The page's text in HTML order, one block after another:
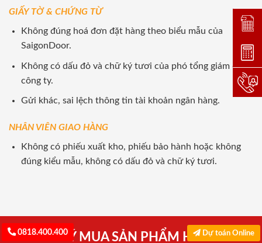
GIẤY TỜ & CHỨNG TỪ
Không đúng hoá đơn đặt hàng theo biểu mẫu của
SaigonDoor.
Không có dấu đỏ và chữ ký tươi của phó tổng giám đốc
công ty.
Gửi khác, sai lệch thông tin tài khoản ngân hàng.
NHÂN VIÊN GIAO HÀNG
Không có phiếu xuất kho, phiếu bảo hành hoặc không
đúng kiểu mẫu, không có dấu đỏ và chữ ký tươi.
ĐĂNG KÝ MUA SẢN PHẨM HÔM NAY
0818.400.400 Dự toán Online
Đặt
Dự